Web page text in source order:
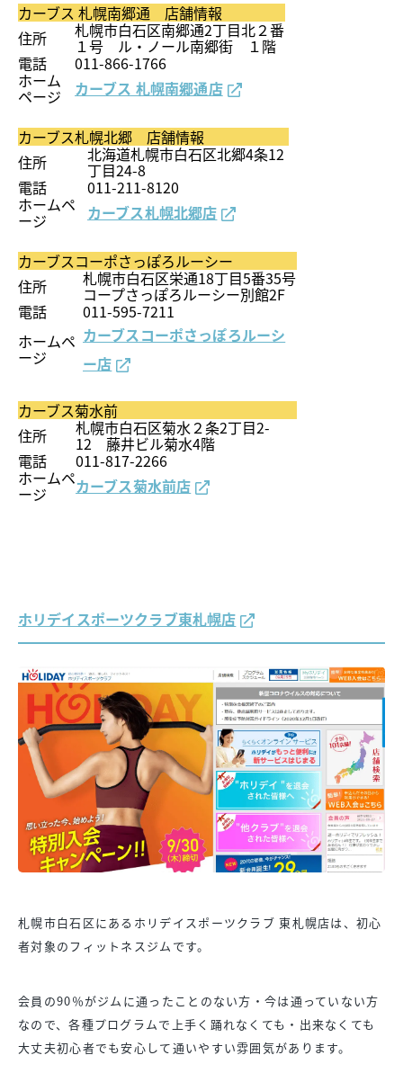
カーブス 札幌南郷通 店舗情報
住所
札幌市白石区南郷通2丁目北２番
１号 ル・ノール南郷街 １階
電話 011-866-1766
ホーム
ページ カーブス 札幌南郷通店
カーブス札幌北郷 店舗情報
住所
北海道札幌市白石区北郷4条12
丁目24-8
電話 011-211-8120
ホームペ
ージ カーブス札幌北郷店
カーブスコーポさっぽろルーシー
住所
札幌市白石区栄通18丁目5番35号
コープさっぽろルーシー別館2F
電話
011-595-7211
ホームペ
ージ
カーブスコーポさっぽろルーシ
ー店
カーブス菊水前
住所
札幌市白石区菊水２条2丁目2-
12 藤井ビル菊水4階
電話 011-817-2266
ホームペ
ージ カーブス菊水前店
ホリデイスポーツクラブ東札幌店
札幌市白石区にあるホリデイスポーツクラブ 東札幌店は、初心
者対象のフィットネスジムです。
会員の90％がジムに通ったことのない方・今は通っていない方
なので、各種プログラムで上手く踊れなくても・出来なくても
大丈夫初心者でも安心して通いやすい雰囲気があります。